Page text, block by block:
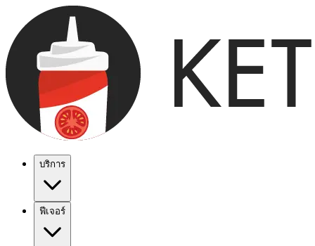
บริการ
ฟีเจอร์